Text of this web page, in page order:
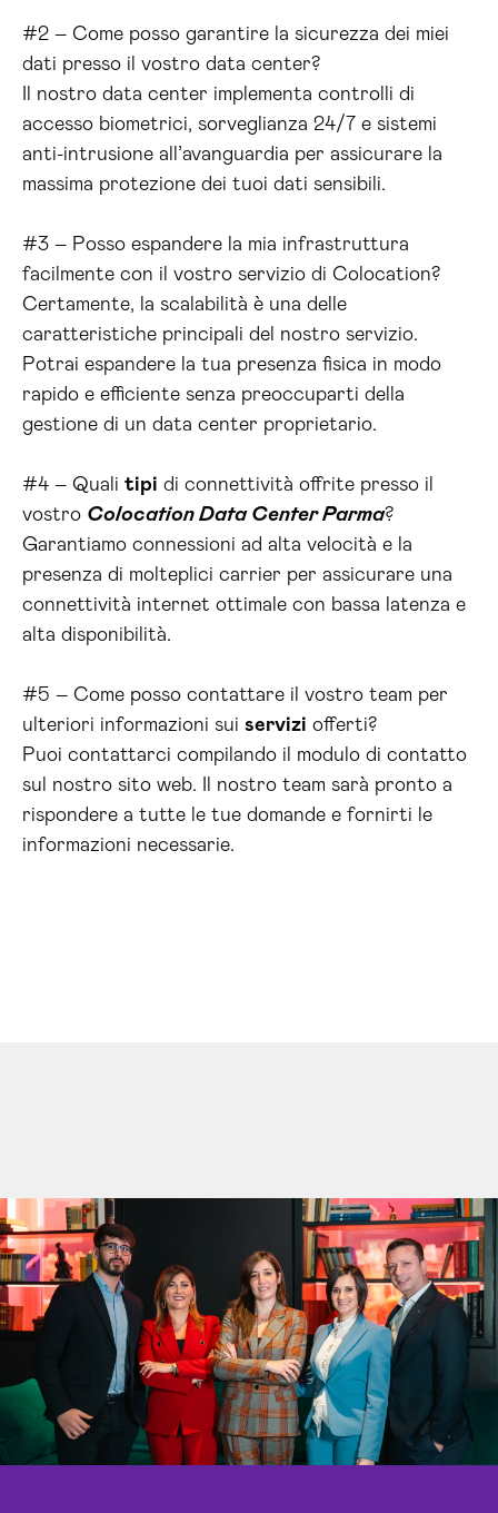
#2 – Come posso garantire la sicurezza dei miei
dati presso il vostro data center?
Il nostro data center implementa controlli di
accesso biometrici, sorveglianza 24/7 e sistemi
anti-intrusione all’avanguardia per assicurare la
massima protezione dei tuoi dati sensibili.
#3 – Posso espandere la mia infrastruttura
facilmente con il vostro servizio di Colocation?
Certamente, la scalabilità è una delle
caratteristiche principali del nostro servizio.
Potrai espandere la tua presenza fisica in modo
rapido e efficiente senza preoccuparti della
gestione di un data center proprietario.
#4 – Quali tipi di connettività offrite presso il
vostro Colocation Data Center Parma?
Garantiamo connessioni ad alta velocità e la
presenza di molteplici carrier per assicurare una
connettività internet ottimale con bassa latenza e
alta disponibilità.
#5 – Come posso contattare il vostro team per
ulteriori informazioni sui servizi offerti?
Puoi contattarci compilando il modulo di contatto
sul nostro sito web. Il nostro team sarà pronto a
rispondere a tutte le tue domande e fornirti le
informazioni necessarie.